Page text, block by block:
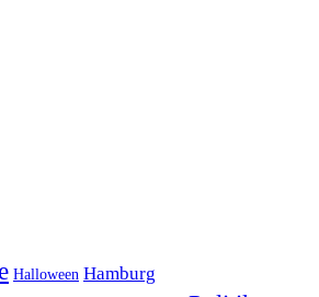
Halloween Hamburg